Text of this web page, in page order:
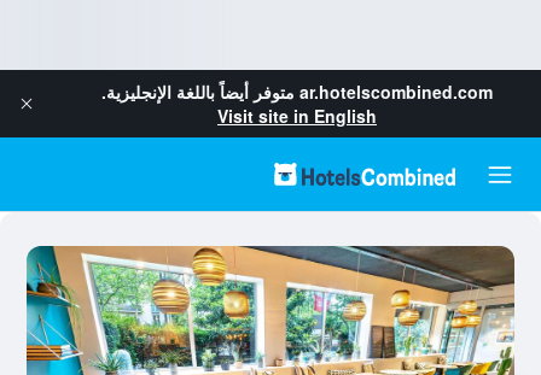
ar.hotelscombined.com متوفر أيضاً باللغة الإنجليزية.
Visit site in English